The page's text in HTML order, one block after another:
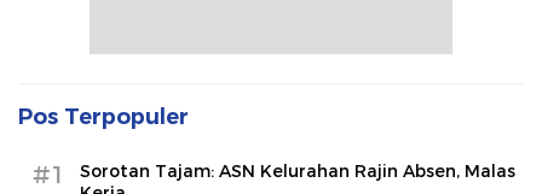
Pos Terpopuler
#1
Sorotan Tajam: ASN Kelurahan Rajin Absen, Malas